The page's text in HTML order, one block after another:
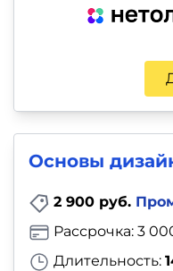
Основы
2 900 руб.
Длительность:
Рассрочка: 3